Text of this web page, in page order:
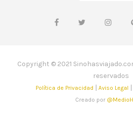
Copyright © 2021
reservados
Política de Privacidad | Aviso Legal |
Creado por